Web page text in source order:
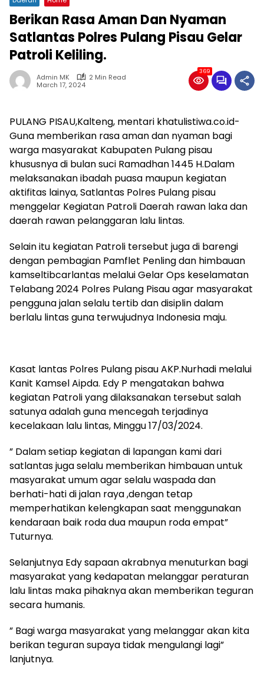
Berikan Rasa Aman Dan Nyaman
Satlantas Polres Pulang Pisau Gelar
Patroli Keliling.
Admin MK
2 Min Read
March 17, 2024
369
PULANG PISAU,Kalteng, mentari khatulistiwa.co.id-
Guna memberikan rasa aman dan nyaman bagi
warga masyarakat Kabupaten Pulang pisau
khususnya di bulan suci Ramadhan 1445 H.Dalam
melaksanakan ibadah puasa maupun kegiatan
aktifitas lainya, Satlantas Polres Pulang pisau
menggelar Kegiatan Patroli Daerah rawan laka dan
daerah rawan pelanggaran lalu lintas.
Selain itu kegiatan Patroli tersebut juga di barengi
dengan pembagian Pamflet Penling dan himbauan
kamseltibcarlantas melalui Gelar Ops keselamatan
Telabang 2024 Polres Pulang Pisau agar masyarakat
pengguna jalan selalu tertib dan disiplin dalam
berlalu lintas guna terwujudnya Indonesia maju.
Kasat lantas Polres Pulang pisau AKP.Nurhadi melalui
Kanit Kamsel Aipda. Edy P mengatakan bahwa
kegiatan Patroli yang dilaksanakan tersebut salah
satunya adalah guna mencegah terjadinya
kecelakaan lalu lintas, Minggu 17/03/2024.
” Dalam setiap kegiatan di lapangan kami dari
satlantas juga selalu memberikan himbauan untuk
masyarakat umum agar selalu waspada dan
berhati-hati di jalan raya ,dengan tetap
memperhatikan kelengkapan saat menggunakan
kendaraan baik roda dua maupun roda empat”
Tuturnya.
Selanjutnya Edy sapaan akrabnya menuturkan bagi
masyarakat yang kedapatan melanggar peraturan
lalu lintas maka pihaknya akan memberikan teguran
secara humanis.
” Bagi warga masyarakat yang melanggar akan kita
berikan teguran supaya tidak mengulangi lagi”
lanjutnya.